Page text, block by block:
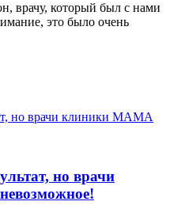
врачу, который был с нами
это было очень
но врачи